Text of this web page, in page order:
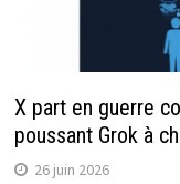
X part en guerre
poussant Grok à
26 juin 2026